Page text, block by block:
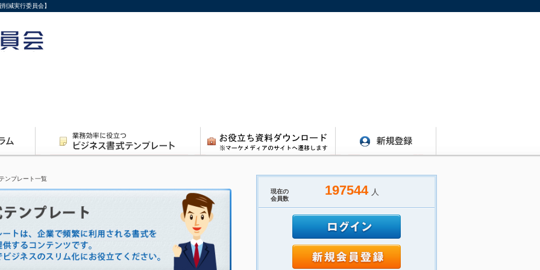
減実行委員会】
ンプレート一覧
現在の
会員数
197544 人